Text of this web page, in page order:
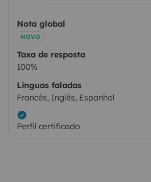
Nota global
NOVO
Taxa de resposta
100%
Línguas faladas
Francês, Inglês, Espanhol
Perfil certificado